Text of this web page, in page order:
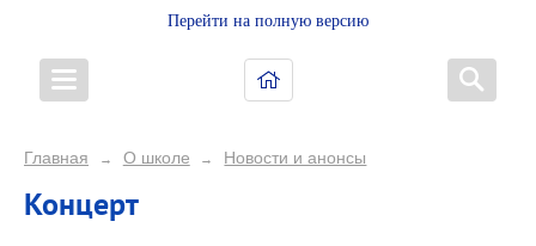
Перейти на полную версию
Главная → О школе → Новости и анонсы
Концерт